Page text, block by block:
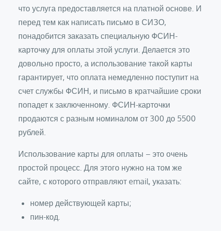
что услуга предоставляется на платной основе. И
перед тем как написать письмо в СИЗО,
понадобится заказать специальную ФСИН-
карточку для оплаты этой услуги. Делается это
довольно просто, а использование такой карты
гарантирует, что оплата немедленно поступит на
счет службы ФСИН, и письмо в кратчайшие сроки
попадет к заключенному. ФСИН-карточки
продаются с разным номиналом от 300 до 5500
рублей.
Использование карты для оплаты – это очень
простой процесс. Для этого нужно на том же
сайте, с которого отправляют email, указать:
номер действующей карты;
пин-код.